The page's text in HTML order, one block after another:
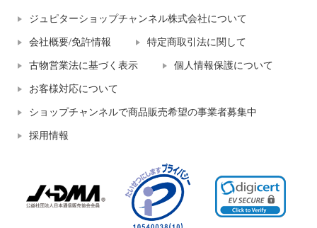
ジュピターショップチャンネル株式会社について
会社概要/免許情報 特定商取引法に関して
古物営業法に基づく表示 個人情報保護について
お客様対応について
ショップチャンネルで商品販売希望の事業者募集中
採用情報